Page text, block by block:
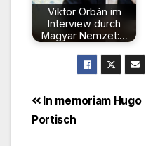
Viktor Orbán im
Interview durch
Magyar Nemzet:…
In memoriam Hugo
Portisch